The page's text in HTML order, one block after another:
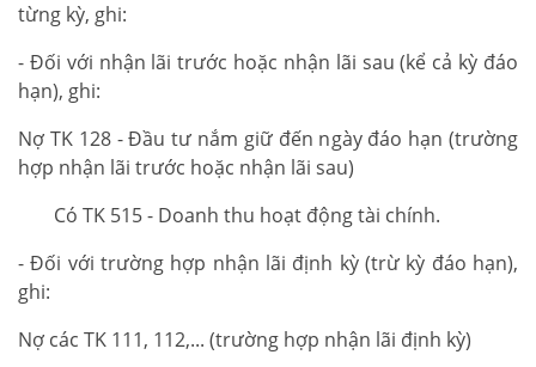
từng kỳ, ghi:
- Đối với nhận lãi trước hoặc nhận lãi sau (kể cả kỳ đáo
hạn), ghi:
Nợ TK 128 - Đầu tư nắm giữ đến ngày đáo hạn (trường
hợp nhận lãi trước hoặc nhận lãi sau)
Có TK 515 - Doanh thu hoạt động tài chính.
- Đối với trường hợp nhận lãi định kỳ (trừ kỳ đáo hạn),
ghi:
Nợ các TK 111, 112,... (trường hợp nhận lãi định kỳ)